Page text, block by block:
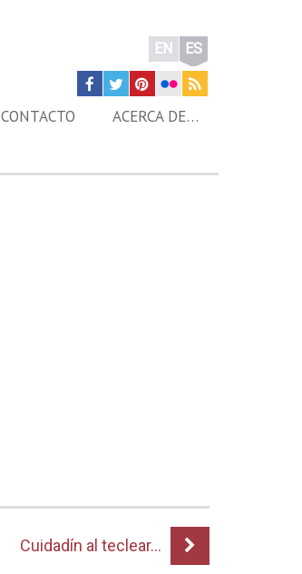
EN ES
CONTACTO ACERCA DE…
Cuidadín al teclear…